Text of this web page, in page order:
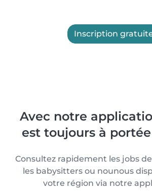
Inscription
Avec notre
est toujours à
Consultez rapidement les jobs
les babysitters ou nounous
votre région via notre